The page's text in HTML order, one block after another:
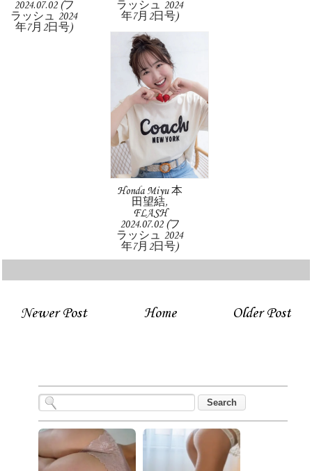
2024.07.02 (フ
ラッシュ 2024
年7月2日号)
ラッシュ 2024
年7月2日号)
Honda Miyu 本
田望結,
FLASH
2024.07.02 (フ
ラッシュ 2024
年7月2日号)
Newer Post Older Post
Home